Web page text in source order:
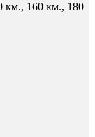
км., 160 км., 180